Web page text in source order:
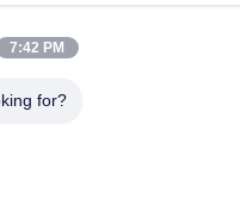
7:42 PM
for?